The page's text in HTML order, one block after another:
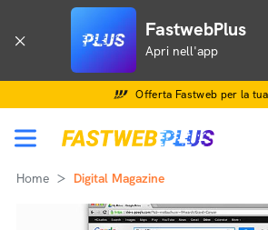
FastwebPlus
Apri nell'app
Offerta Fastweb per la
Home Digital Magazine